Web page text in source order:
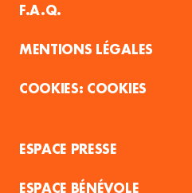
F.A.Q.
MENTIONS LÉGALES
COOKIES
ESPACE PRESSE
ESPACE BÉNÉVOLE